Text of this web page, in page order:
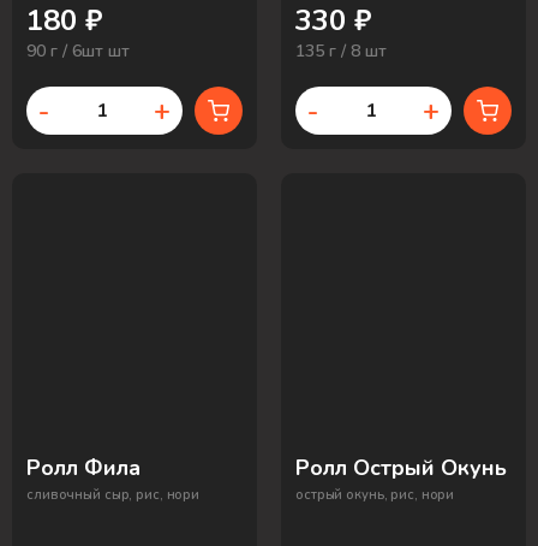
180 ₽
90 г / 6шт шт
- +
330 ₽
135 г / 8 шт
- +
Ролл Фила
сливочный сыр, рис, нори
Ролл Острый Окунь
острый окунь, рис, нори